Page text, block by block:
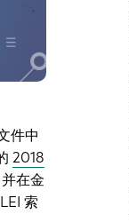
件中
2018
在金
索